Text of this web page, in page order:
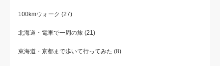
100kmウォーク (27)
北海道・電車で一周の旅 (21)
東海道・京都まで歩いて行ってみた (8)